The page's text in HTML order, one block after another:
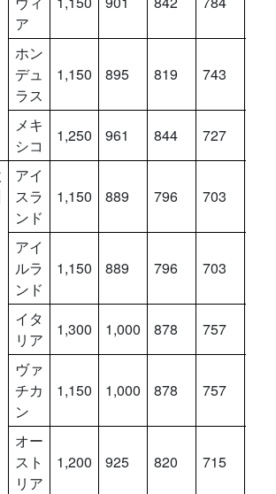
ア
ホン
デュ
ラス
1,150 895 819 743
メキ
シコ
1,250 961 844 727
アイ
スラ
ンド
1,150 889 796 703
アイ
ルラ
ンド
1,150 889 796 703
イタ
リア
1,300 1,000 878 757
ヴァ
チカ
ン
1,150 1,000 878 757
オー
スト
リア
1,200 925 820 715